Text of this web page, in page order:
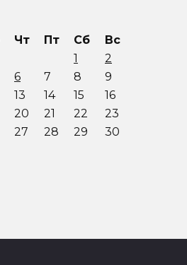
Чт Пт Сб
Вс
1
2
6 7 8
9
13 14 15
16
20 21 22
23
27 28 29
30